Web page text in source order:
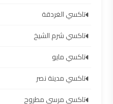
تاكسي الغردقة
تاكسي شرم الشيخ
تاكسي مايو
تاكسي مدينة نصر
تاكسي مرسي مطروح